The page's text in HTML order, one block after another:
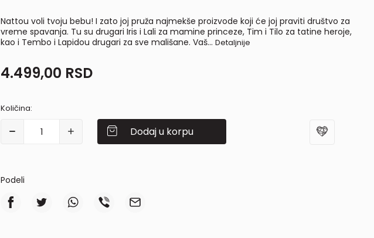
Nattou voli tvoju bebu! I zato joj pruža najmekše proizvode koji će joj praviti društvo za
vreme spavanja. Tu su drugari Iris i Lali za mamine princeze, Tim i Tilo za tatine heroje,
kao i Tembo i Lapidou drugari za sve mališane. Vaš... Detaljnije
4.499,00 RSD
Količina:
Dodaj u korpu
Podeli